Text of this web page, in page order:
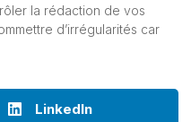
la rédaction de vos
d’irrégularités car
LinkedIn